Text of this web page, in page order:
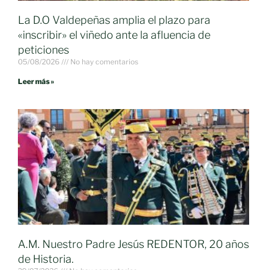
La D.O Valdepeñas amplia el plazo para
«inscribir» el viñedo ante la afluencia de
peticiones
05/08/2026 No hay comentarios
Leer más »
A.M. Nuestro Padre Jesús REDENTOR, 20 años
de Historia.